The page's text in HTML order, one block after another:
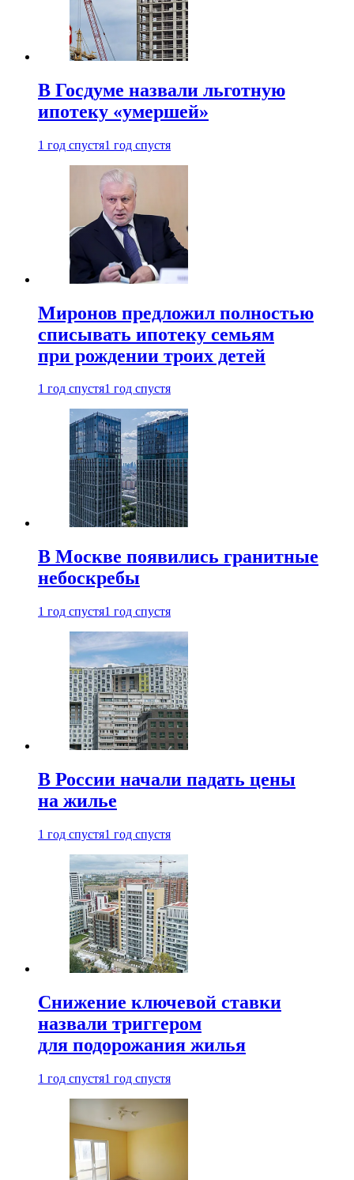
В Госдуме назвали льготную
ипотеку «умершей»
1 год спустя1 год спустя
Миронов предложил полностью
списывать ипотеку семьям
при рождении троих детей
1 год спустя1 год спустя
В Москве появились гранитные
небоскребы
1 год спустя1 год спустя
В России начали падать цены
на жилье
1 год спустя1 год спустя
Снижение ключевой ставки
назвали триггером
для подорожания жилья
1 год спустя1 год спустя